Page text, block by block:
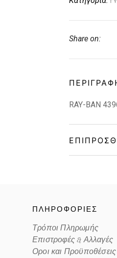
Share on:
RAY-BAN
Lens Color
ΠΛΗΡΟΦΟΡΙΕΣ
Τρόποι Πληρωμής
Επιστροφές & Αλλαγές
Οροι και Προϋποθέσεις